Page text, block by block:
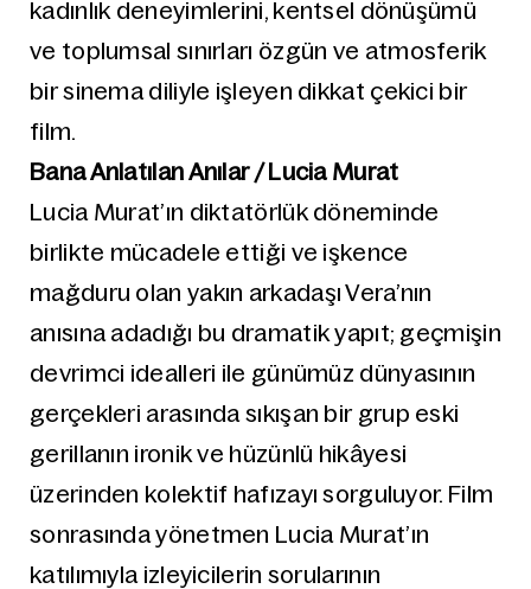
kadınlık deneyimlerini, kentsel dönüşümü
ve toplumsal sınırları özgün ve atmosferik
bir sinema diliyle işleyen dikkat çekici bir
film.
Bana Anlatılan Anılar / Lucia Murat
Lucia Murat’ın diktatörlük döneminde
birlikte mücadele ettiği ve işkence
mağduru olan yakın arkadaşı Vera’nın
anısına adadığı bu dramatik yapıt; geçmişin
devrimci idealleri ile günümüz dünyasının
gerçekleri arasında sıkışan bir grup eski
gerillanın ironik ve hüzünlü hikâyesi
üzerinden kolektif hafızayı sorguluyor. Film
sonrasında yönetmen Lucia Murat’ın
katılımıyla izleyicilerin sorularının